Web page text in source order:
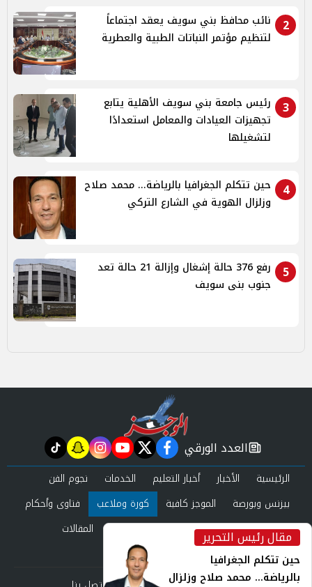
2
نائب محافظ بني سويف يعقد اجتماعاً
لتنظيم مؤتمر النباتات الطبية والعطرية
3
رئيس جامعة بني سويف الأهلية يتابع
تجهيزات العيادات والمعامل استعدادًا
لتشغيلها
4
حين تتكلم الجغرافيا بالرياضة... محمد صلاح
وزلزال الهوية في الشارع التركي
5
رفع 376 حالة إشغال وإزالة 21 حالة تعد
جنوب بنى سويف
مقال رئيس التحرير
حين تتكلم الجغرافيا
بالرياضة... محمد صلاح وزلزال
newspaper
العدد الورقي facebook
twitter
youtube
instagram
snapchat
tiktok
الرئيسية الأخبار أخبار التعليم الخدمات
نجوم الفن
بيزنس وبورصة
الموجز كافية كورة وملاعب
فتاوى وأحكام
صحة وجمال
عرب وعالم حوادث ومحاكم
المقالات
العدد الورقي